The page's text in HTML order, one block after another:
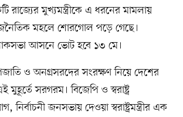
মুখ্যমন্ত্রীকে এ ধরনের মামলায়
মহলে শোরগোল পড়ে গেছে।
আসনে ভোট হবে ১৩ মে।
ও অনগ্রসরদের সংরক্ষণ নিয়ে দেশের
মুহূর্তে সরগরম। বিজেপি ও স্বরাষ্ট্র
নির্বাচনী জনসভায় দেওয়া স্বরাষ্ট্রমন্ত্রীর এক